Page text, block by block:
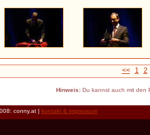
<< 1 2
Hinweis:Du kannst auch mit den
conny.at | kontakt & impressum